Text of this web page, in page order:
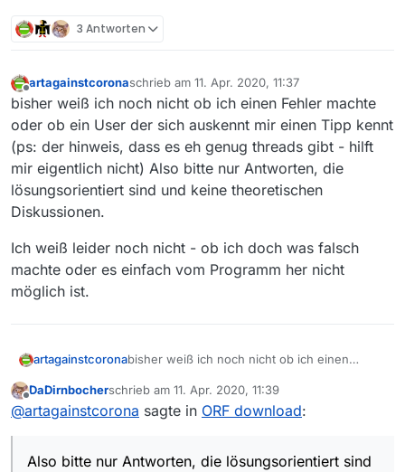
3 Antworten
Offline
artagainstcoronaschrieb am 11. Apr. 2020, 11:37
zuletzt editiert von
bisher weiß ich noch nicht ob ich einen Fehler machte
oder ob ein User der sich auskennt mir einen Tipp kennt
(ps: der hinweis, dass es eh genug threads gibt - hilft
mir eigentlich nicht) Also bitte nur Antworten, die
lösungsorientiert sind und keine theoretischen
Diskussionen.
Ich weiß leider noch nicht - ob ich doch was falsch
machte oder es einfach vom Programm her nicht
möglich ist.
artagainstcoronabisher weiß ich noch nicht ob ich einen
auskennt mir einen Tipp kennt (ps: der
hinweis, dass es eh genug threads gibt - hilft
theoretischen Diskussionen.
Ich weiß leider noch nicht - ob ich doch was
falsch machte oder es einfach vom Programm
Offline
DaDirnbocherschrieb am 11. Apr. 2020, 11:39
zuletzt editiert von
@artagainstcorona sagte in ORF download:
Also bitte nur Antworten, die lösungsorientiert sind